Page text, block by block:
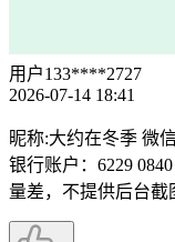
用户133****2727
2026-07-14 18:41
昵称:大约在冬季 微
银行账户：6229
量差，不提供后台